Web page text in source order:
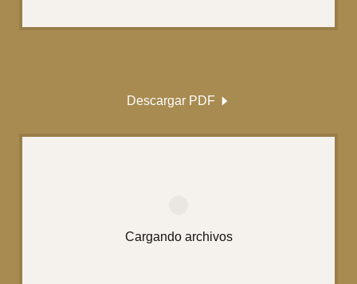
Descargar PDF
Cargando archivos